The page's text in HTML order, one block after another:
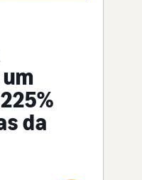
da